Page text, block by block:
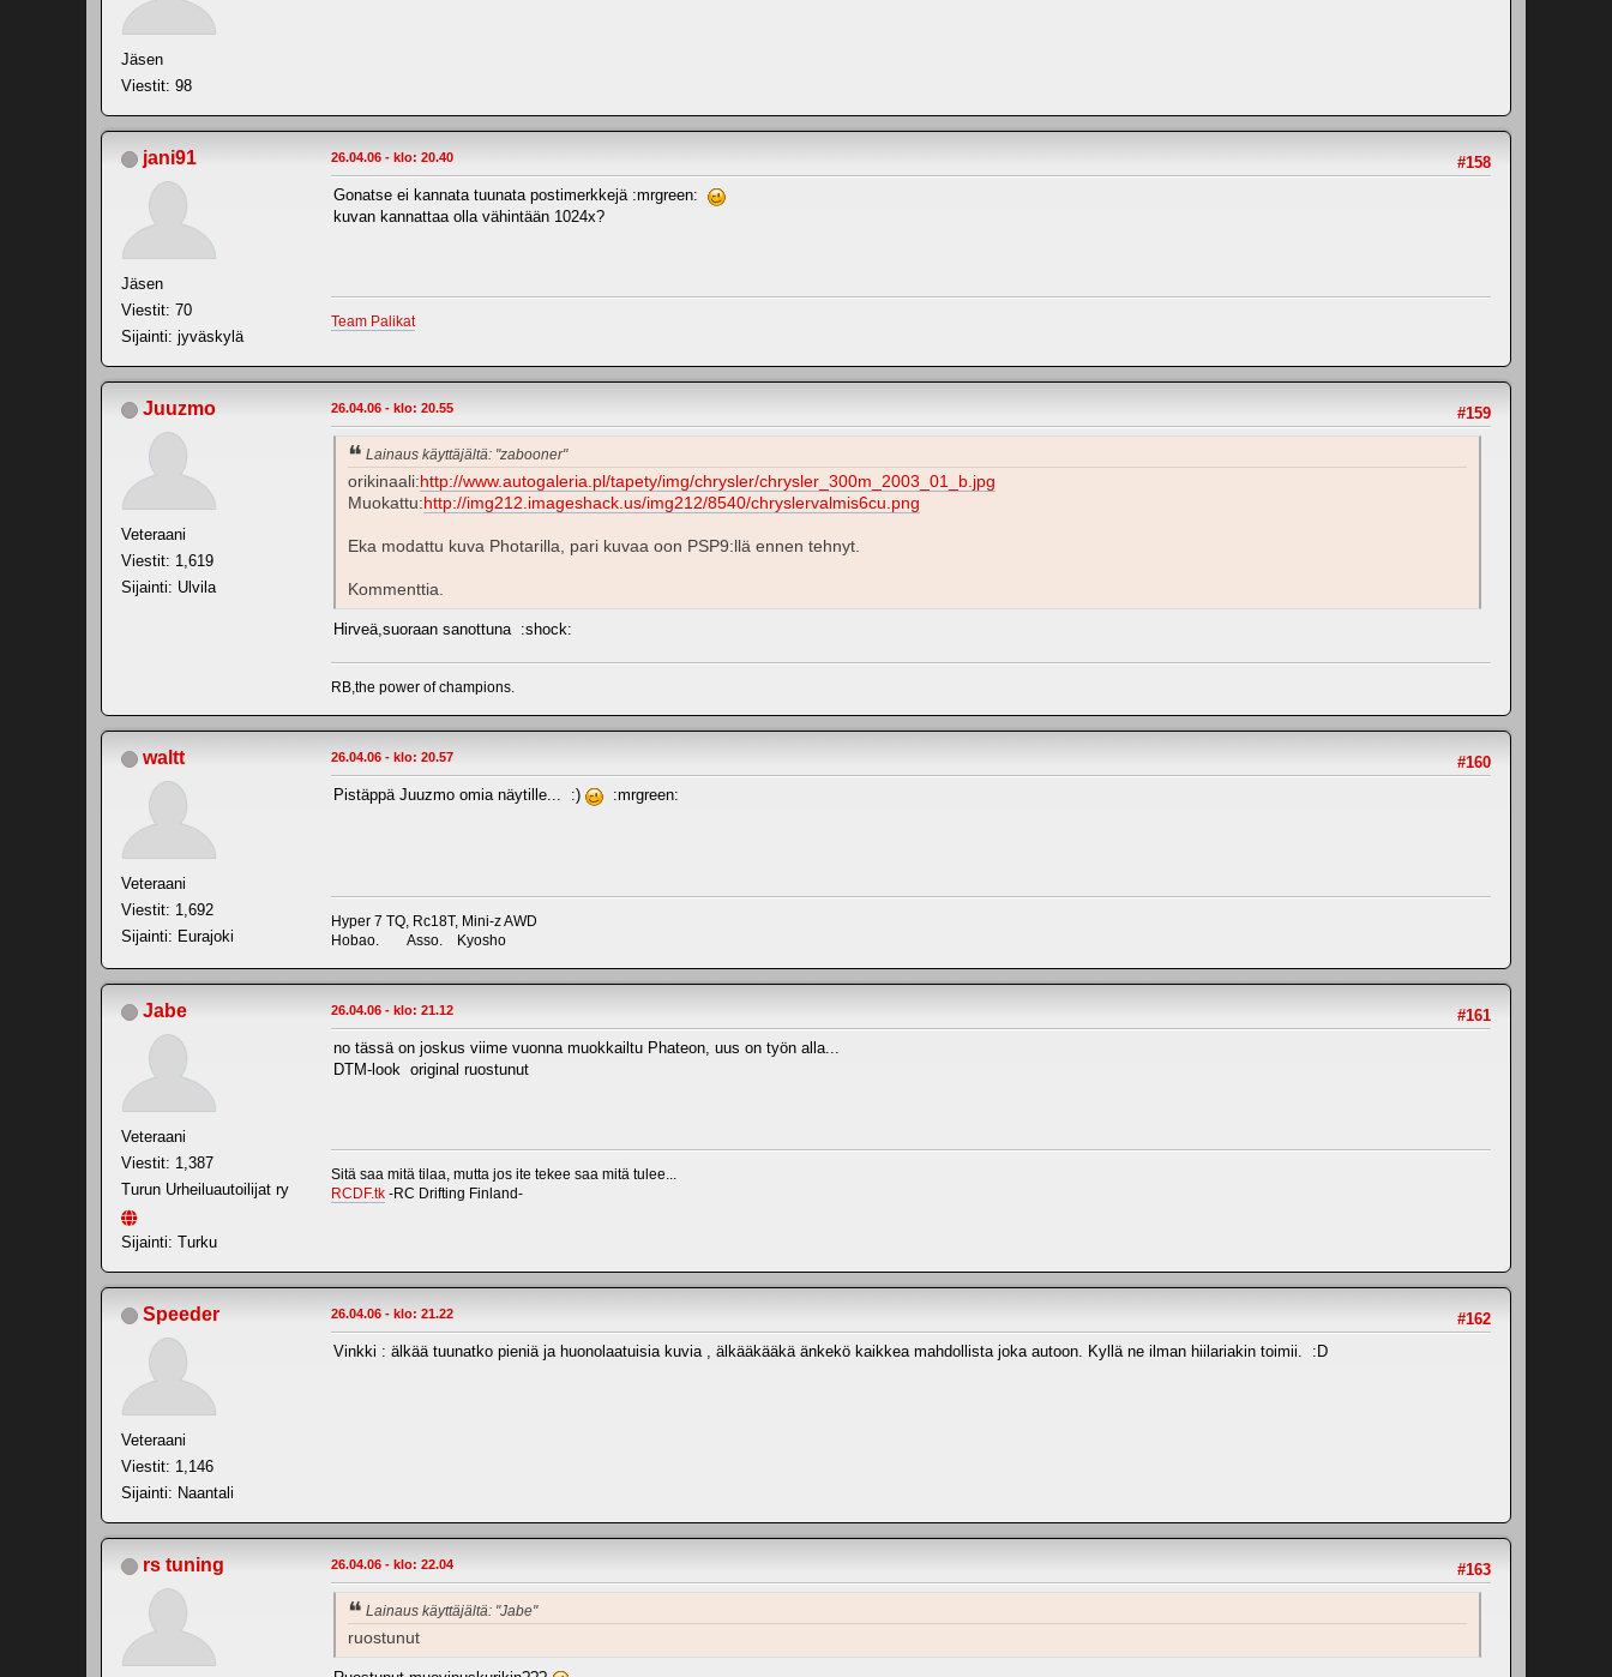
Jäsen
Viestit: 98
jani91
Jäsen
Viestit: 70
Sijainti: jyväskylä
#158
26.04.06 - klo: 20.40
Gonatse ei kannata tuunata postimerkkejä :mrgreen:
kuvan kannattaa olla vähintään 1024x?
Team Palikat
Juuzmo
Veteraani
Viestit: 1,619
Sijainti: Ulvila
#159
26.04.06 - klo: 20.55
Lainaus käyttäjältä: "zabooner"
orikinaali: http://www.autogaleria.pl/tapety/img/chrysler/chrysler_300m_2003_01_b.jpg
Muokattu: http://img212.imageshack.us/img212/8540/chryslervalmis6cu.png
Eka modattu kuva Photarilla, pari kuvaa oon PSP9:llä ennen tehnyt.
Kommenttia.
Hirveä,suoraan sanottuna :shock:
RB,the power of champions.
waltt
Veteraani
Viestit: 1,692
Sijainti: Eurajoki
#160
26.04.06 - klo: 20.57
Pistäppä Juuzmo omia näytille... :) :mrgreen:
Hyper 7 TQ, Rc18T, Mini-z AWD
Hobao. Asso. Kyosho
Jabe
Veteraani
Viestit: 1,387
Turun Urheiluautoilijat ry
Sijainti: Turku
#161
26.04.06 - klo: 21.12
no tässä on joskus viime vuonna muokkailtu Phateon, uus on työn alla...
DTM-look original ruostunut
Sitä saa mitä tilaa, mutta jos ite tekee saa mitä tulee...
RCDF.tk -RC Drifting Finland-
Speeder
Veteraani
Viestit: 1,146
Sijainti: Naantali
#162
26.04.06 - klo: 21.22
Vinkki : älkää tuunatko pieniä ja huonolaatuisia kuvia , älkääkääkä änkekö kaikkea mahdollista joka autoon. Kyllä ne ilman hiilariakin toimii. :D
rs tuning #163
26.04.06 - klo: 22.04
Lainaus käyttäjältä: "Jabe"
ruostunut